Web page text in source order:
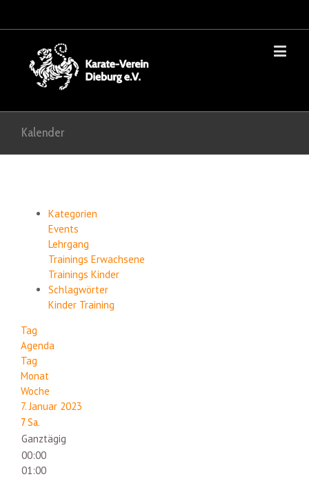
Kalender
Kategorien
Events
Lehrgang
Trainings Erwachsene
Trainings Kinder
Schlagwörter
Kinder Training
Tag
Agenda
Tag
Monat
Woche
7. Januar 2023
7Sa.
Ganztägig
00:00
01:00